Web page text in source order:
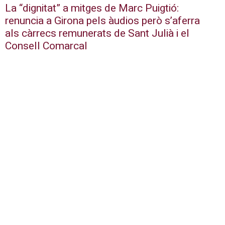
La “dignitat” a mitges de Marc Puigtió:
renuncia a Girona pels àudios però s’aferra
als càrrecs remunerats de Sant Julià i el
Consell Comarcal